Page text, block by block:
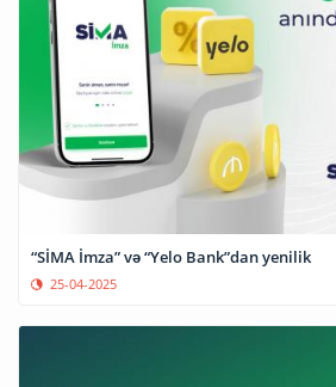
“SİMA İmza” və “Yelo Bank”dan yenilik
25-04-2025